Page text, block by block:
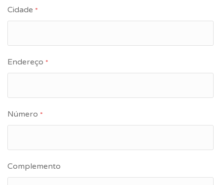
Cidade *
Endereço *
Número *
Complemento